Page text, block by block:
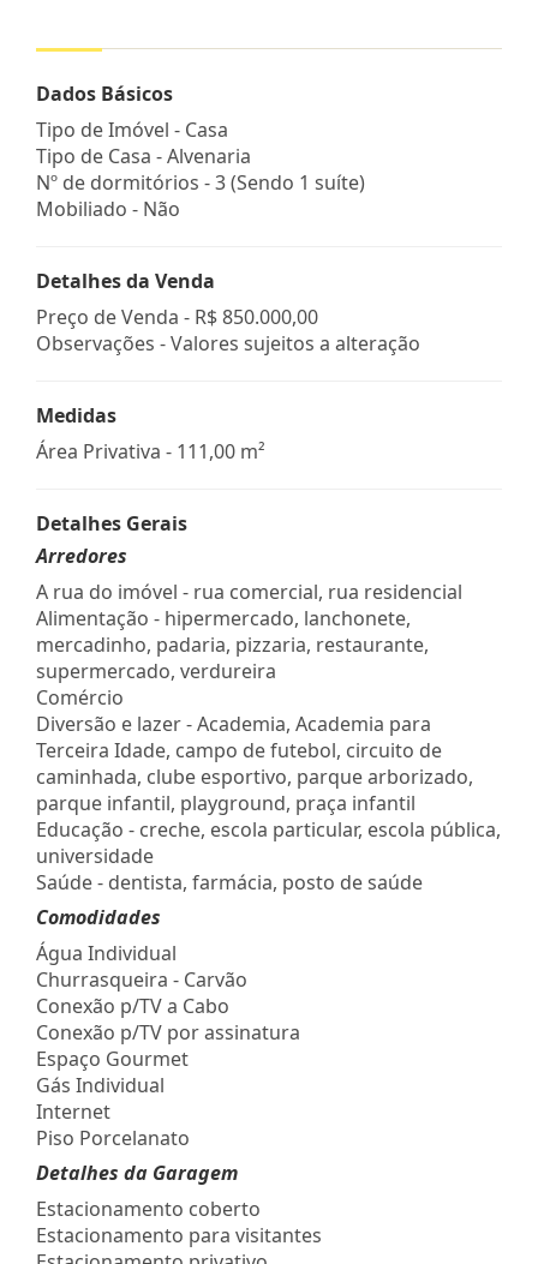
Dados Básicos
Tipo de Imóvel - Casa
Tipo de Casa - Alvenaria
Nº de dormitórios - 3 (Sendo 1 suíte)
Mobiliado - Não
Detalhes da Venda
Preço de Venda - R$ 850.000,00
Observações - Valores sujeitos a alteração
Medidas
Área Privativa - 111,00 m²
Detalhes Gerais
Arredores
A rua do imóvel - rua comercial, rua residencial
Alimentação - hipermercado, lanchonete,
mercadinho, padaria, pizzaria, restaurante,
supermercado, verdureira
Comércio
Diversão e lazer - Academia, Academia para
Terceira Idade, campo de futebol, circuito de
caminhada, clube esportivo, parque arborizado,
parque infantil, playground, praça infantil
Educação - creche, escola particular, escola pública,
universidade
Saúde - dentista, farmácia, posto de saúde
Comodidades
Água Individual
Churrasqueira - Carvão
Conexão p/TV a Cabo
Conexão p/TV por assinatura
Espaço Gourmet
Gás Individual
Internet
Piso Porcelanato
Detalhes da Garagem
Estacionamento coberto
Estacionamento para visitantes